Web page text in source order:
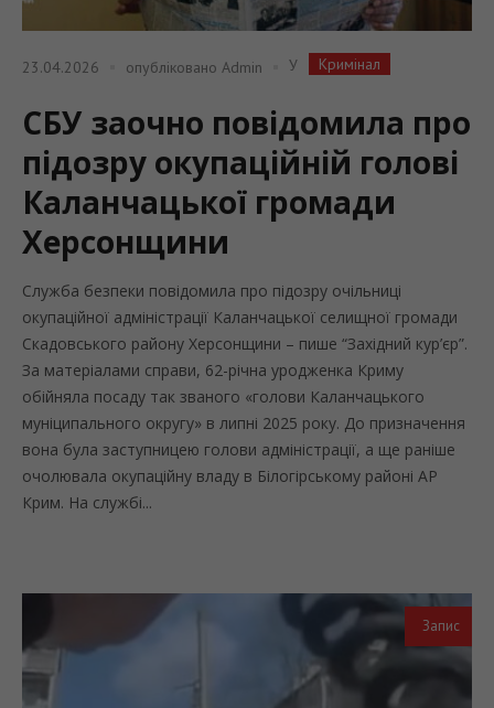
23.04.2026 опубліковано Admin У Кримінал
СБУ заочно повідомила про
підозру окупаційній голові
Каланчацької громади
Херсонщини
Служба безпеки повідомила про підозру очільниці
окупаційної адміністрації Каланчацької селищної громади
Скадовського району Херсонщини – пише “Західний кур’єр”.
За матеріалами справи, 62-річна уродженка Криму
обійняла посаду так званого «голови Каланчацького
муніципального округу» в липні 2025 року. До призначення
вона була заступницею голови адміністрації, а ще раніше
очолювала окупаційну владу в Білогірському районі АР
Крим. На службі...
Запис